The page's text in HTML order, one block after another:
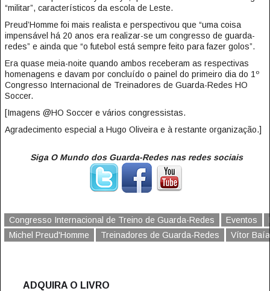
“militar”, característicos da escola de Leste.
Preud’Homme foi mais realista e perspectivou que “uma coisa
impensável há 20 anos era realizar-se um congresso de guarda-
redes” e ainda que “o futebol está sempre feito para fazer golos”.
Era quase meia-noite quando ambos receberam as respectivas
homenagens e davam por concluído o painel do primeiro dia do 1º
Congresso Internacional de Treinadores de Guarda-Redes HO
Soccer.
[Imagens @HO Soccer e vários congressistas.
Agradecimento especial a Hugo Oliveira e à restante organização.]
Siga O Mundo dos Guarda-Redes nas redes sociais
Congresso Internacional de Treino de Guarda-Redes Eventos
Michel Preud'Homme
Treinadores de Guarda-Redes Vítor Baía
ADQUIRA O LIVRO